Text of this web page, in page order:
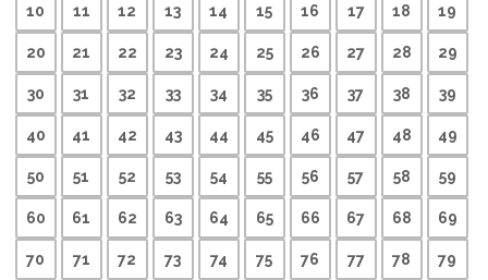
10 11 12 13 14 15 16 17 18 19
20 21 22 23 24 25 26 27 28 29
30 31 32 33 34 35 36 37 38 39
40 41 42 43 44 45 46 47 48 49
50 51 52 53 54 55 56 57 58 59
60 61 62 63 64 65 66 67 68 69
70 71 72 73 74 75 76 77 78 79